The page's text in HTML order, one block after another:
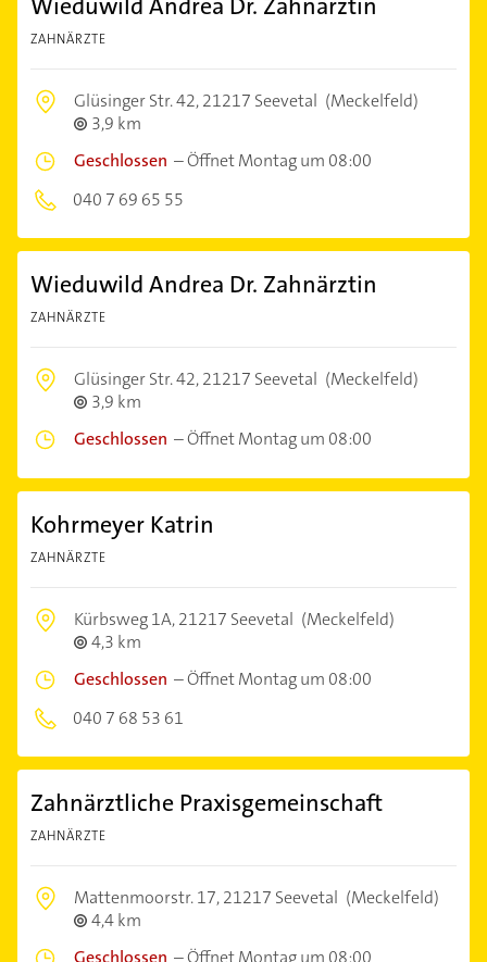
ZAHNÄRZTE
Glüsinger Str. 42,21217 Seevetal (Meckelfeld)
3,9 km
Geschlossen –Öffnet Montag um 08:00
040 7 69 65 55
Wieduwild Andrea Dr. Zahnärztin
ZAHNÄRZTE
Glüsinger Str. 42,21217 Seevetal (Meckelfeld)
3,9 km
Geschlossen –Öffnet Montag um 08:00
Kohrmeyer Katrin
ZAHNÄRZTE
Kürbsweg 1A,21217 Seevetal (Meckelfeld)
4,3 km
Geschlossen –Öffnet Montag um 08:00
040 7 68 53 61
Zahnärztliche Praxisgemeinschaft
ZAHNÄRZTE
Mattenmoorstr. 17,21217 Seevetal (Meckelfeld)
4,4 km
Geschlossen –Öffnet Montag um 08:00